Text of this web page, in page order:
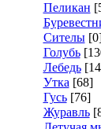
Пеликан
Сителы
Голубь
Лебедь
Утка [68]
Гусь [76]
Журавль